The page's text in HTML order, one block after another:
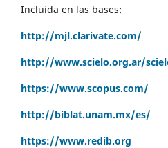
Incluida en las bases:
http://mjl.clarivate.com/
http://www.scielo.org.ar/
https://www.scopus.com/
http://biblat.unam.mx/es/
https://www.redib.org